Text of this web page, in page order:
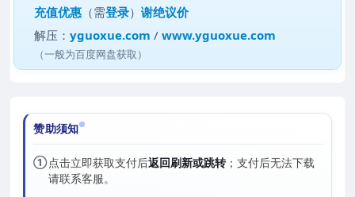
充值优惠 （需登录）谢绝议价
解压：yguoxue.com /www.yguoxue.com
（一般为百度网盘获取）
赞助须知
① 点击立即获取支付后返回刷新或跳转；支付后无法下载
请联系客服。